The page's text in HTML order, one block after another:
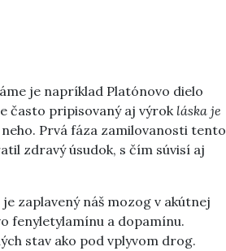
je napríklad Platónovo dielo
často pripisovaný aj výrok láska je
Prvá fáza zamilovanosti tento
zdravý úsudok, s čím súvisí aj
zaplavený náš mozog v akútnej
fenyletylamínu a dopamínu.
stav ako pod vplyvom drog.